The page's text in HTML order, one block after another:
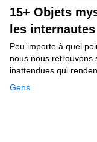
15+ Objets
les internautes
Gens
Peu importe à quel
nous nous retrouvons
inattendues qui
événements et ces